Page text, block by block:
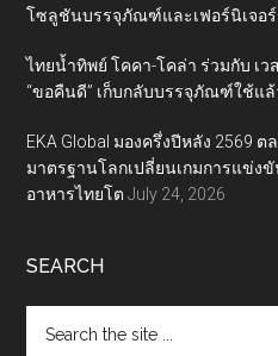
โซลูชันบรรจุภัณฑ์และเฟอร์นิเจอ
ไทยน้ำทิพย์ โคคา-โคล่า ร่วมกับ เว
“ขอคืนดี” เก็บกลับบรรจุภัณฑ์ใช้แล้
EKA Global มองครึ่งปีหลัง 2569
มาตรฐานโลกเปลี่ยนเกมการแข่ง
อาหารไทยโต July 24, 2026
SEARCH
the